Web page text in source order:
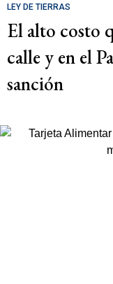
LEY DE TIERRAS
El alto costo
calle y en el
sanción